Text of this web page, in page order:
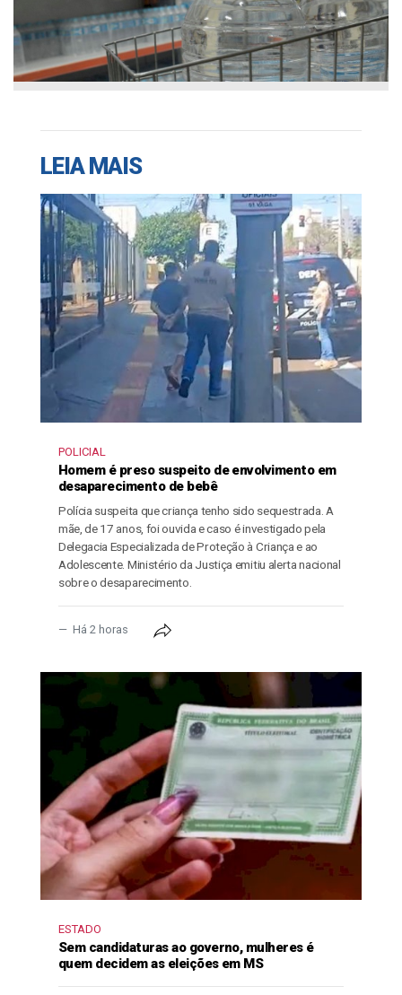
LEIA MAIS
POLICIAL
Homem é preso suspeito de envolvimento em
desaparecimento de bebê
Polícia suspeita que criança tenho sido sequestrada. A
mãe, de 17 anos, foi ouvida e caso é investigado pela
Delegacia Especializada de Proteção à Criança e ao
Adolescente. Ministério da Justiça emitiu alerta nacional
sobre o desaparecimento.
Há 2 horas
ESTADO
Sem candidaturas ao governo, mulheres é
quem decidem as eleições em MS